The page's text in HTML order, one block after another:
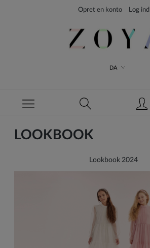
Opret en konto Log ind
DA
LOOKBOOK
Lookbook 2024